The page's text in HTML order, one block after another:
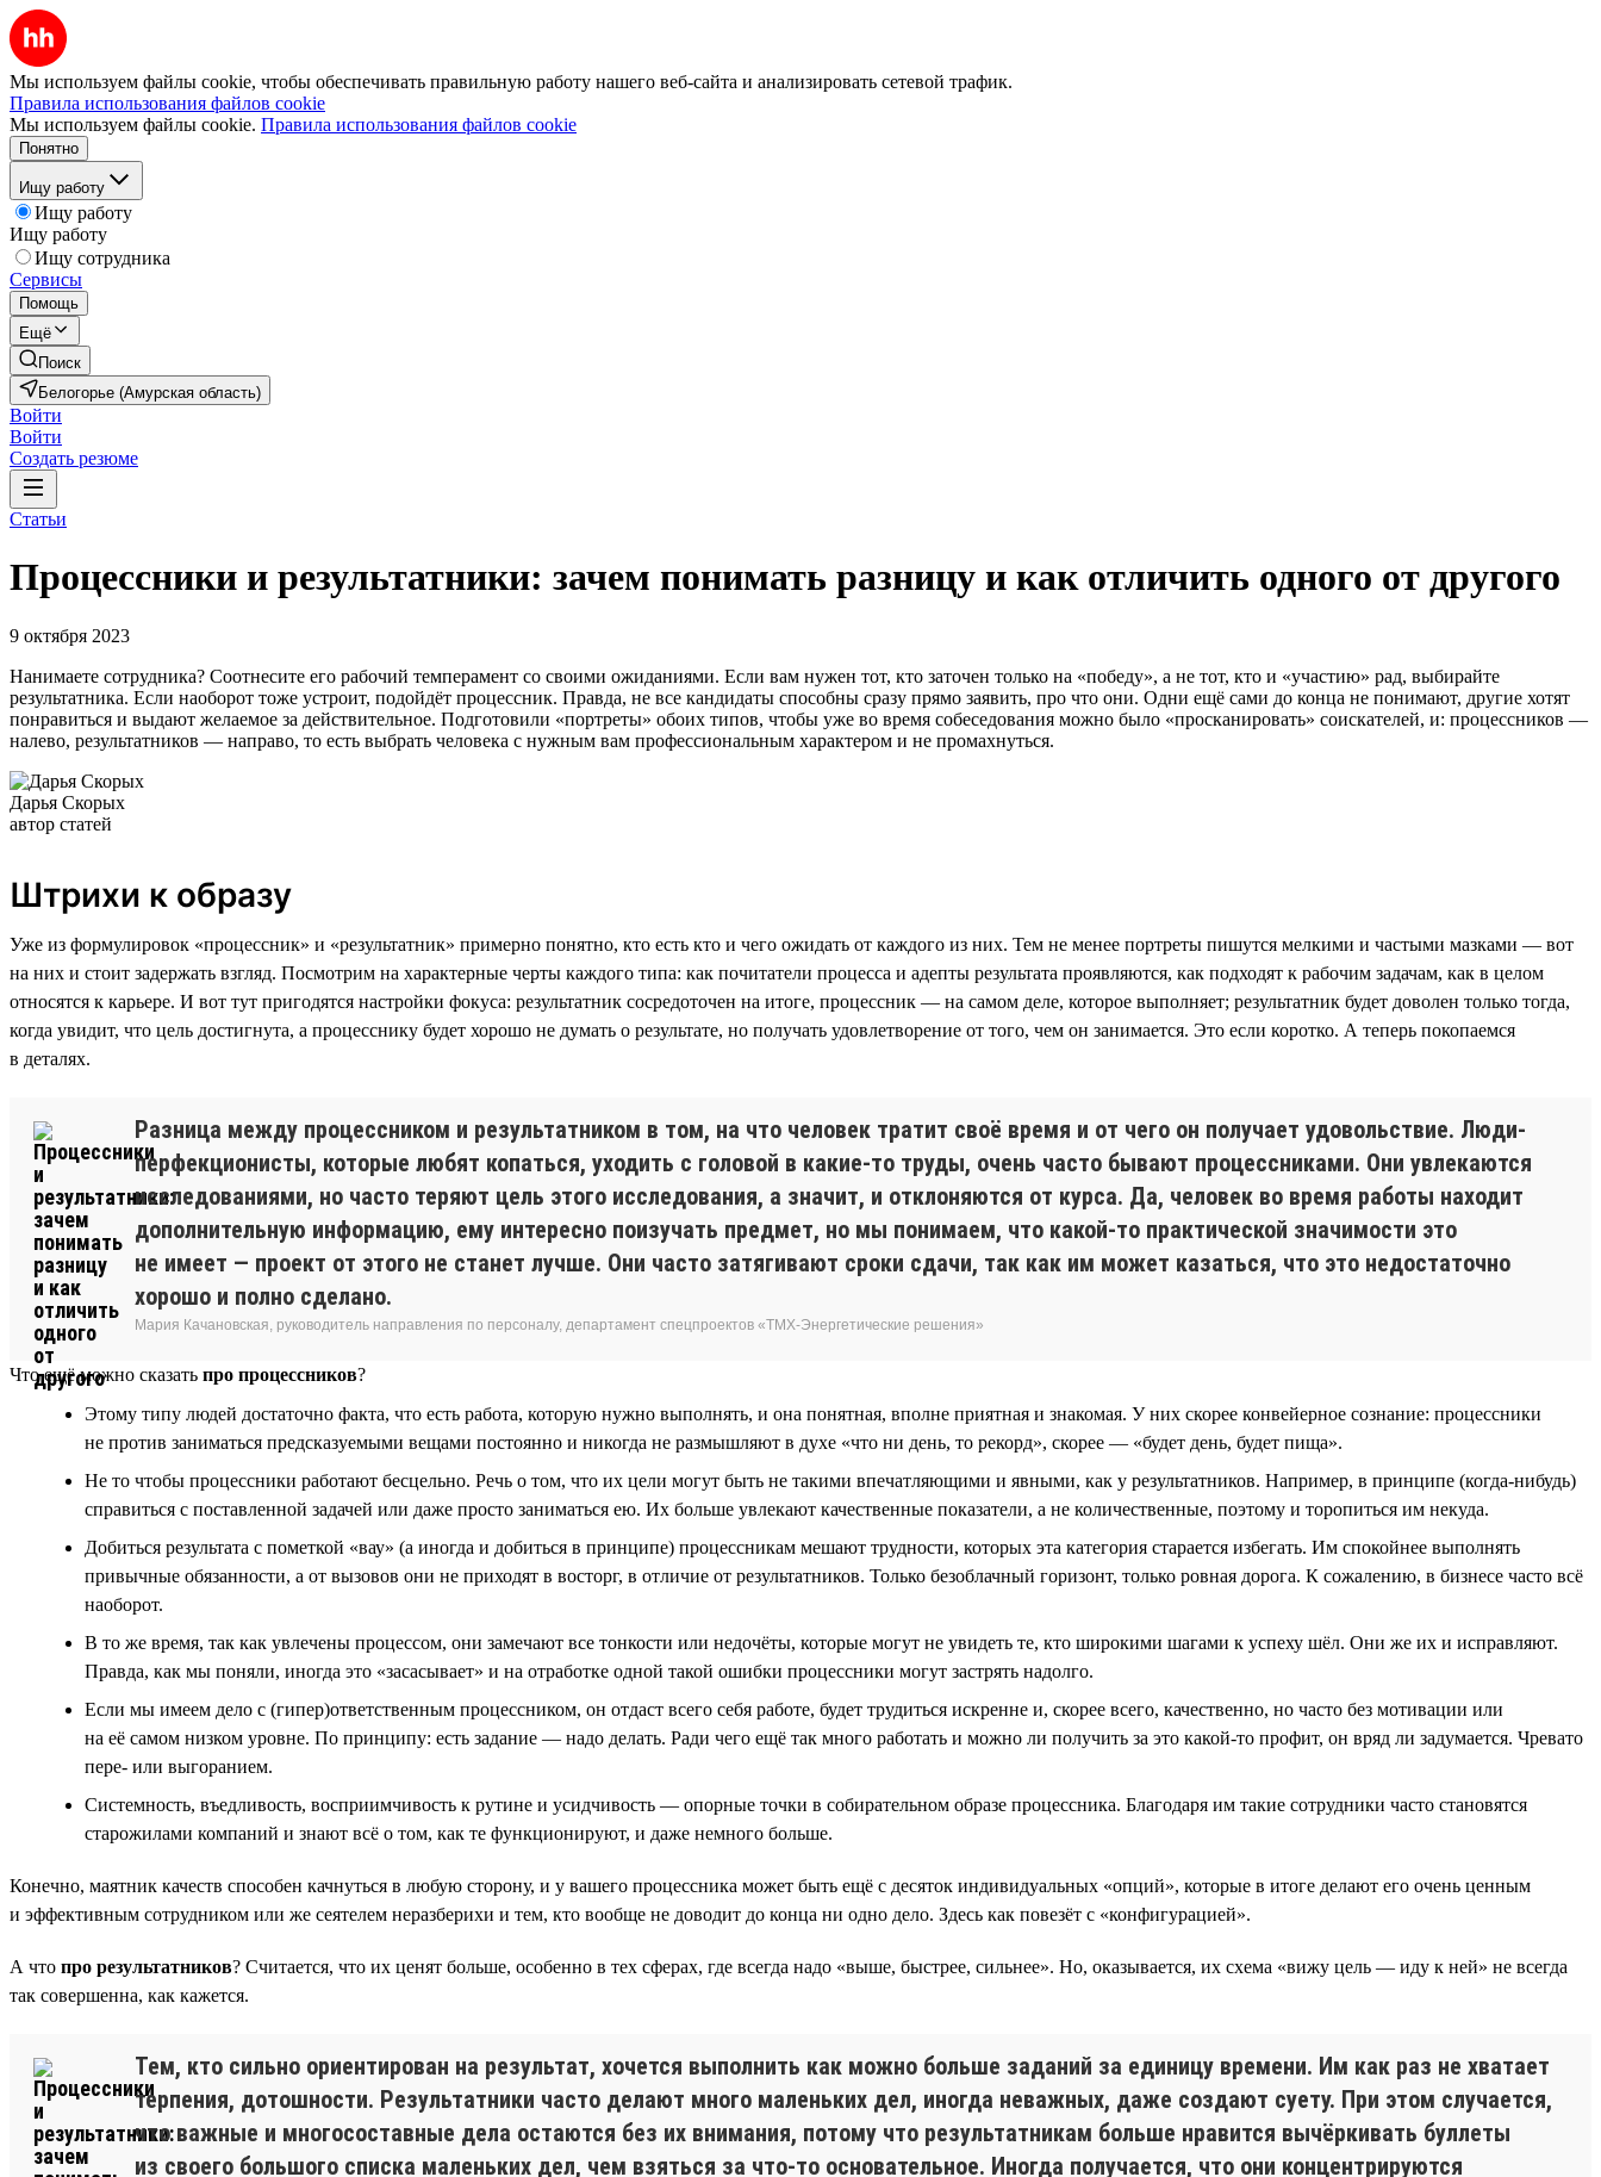
Мы используем файлы cookie, чтобы обеспечивать правильную работу нашего веб-сайта и анализировать сетевой трафик.
Правила использования файлов cookie
Мы используем файлы cookie. Правила использования файлов cookie
Понятно
Ищу работу
Ищу работу
Ищу работу
Ищу сотрудника
Сервисы
Помощь
Ещё
Поиск
Белогорье (Амурская область)
Войти
Войти
Создать резюме
Статьи
Процессники и результатники: зачем понимать разницу и как отличить одного от другого
9 октября 2023
Нанимаете сотрудника? Соотнесите его рабочий темперамент со своими ожиданиями. Если вам нужен тот, кто заточен только на «победу», а не тот, кто и «участию» рад, выбирайте
результатника. Если наоборот тоже устроит, подойдёт процессник. Правда, не все кандидаты способны сразу прямо заявить, про что они. Одни ещё сами до конца не понимают, другие хотят
понравиться и выдают желаемое за действительное. Подготовили «портреты» обоих типов, чтобы уже во время собеседования можно было «просканировать» соискателей, и: процессников —
налево, результатников — направо, то есть выбрать человека с нужным вам профессиональным характером и не промахнуться.
Дарья Скорых
автор статей
Штрихи к образу
Уже из формулировок «процессник» и «результатник» примерно понятно, кто есть кто и чего ожидать от каждого из них. Тем не менее портреты пишутся мелкими и частыми мазками — вот
на них и стоит задержать взгляд. Посмотрим на характерные черты каждого типа: как почитатели процесса и адепты результата проявляются, как подходят к рабочим задачам, как в целом
относятся к карьере. И вот тут пригодятся настройки фокуса: результатник сосредоточен на итоге, процессник — на самом деле, которое выполняет; результатник будет доволен только тогда,
когда увидит, что цель достигнута, а процесснику будет хорошо не думать о результате, но получать удовлетворение от того, чем он занимается. Это если коротко. А теперь покопаемся
в деталях.
Разница между процессником и результатником в том, на что человек тратит своё время и от чего он получает удовольствие. Люди-
перфекционисты, которые любят копаться, уходить с головой в какие-то труды, очень часто бывают процессниками. Они увлекаются
исследованиями, но часто теряют цель этого исследования, а значит, и отклоняются от курса. Да, человек во время работы находит
дополнительную информацию, ему интересно поизучать предмет, но мы понимаем, что какой-то практической значимости это
не имеет — проект от этого не станет лучше. Они часто затягивают сроки сдачи, так как им может казаться, что это недостаточно
хорошо и полно сделано.
Мария Качановская, руководитель направления по персоналу, департамент спецпроектов «ТМХ-Энергетические решения»
Что ещё можно сказать про процессников?
Этому типу людей достаточно факта, что есть работа, которую нужно выполнять, и она понятная, вполне приятная и знакомая. У них скорее конвейерное сознание: процессники
не против заниматься предсказуемыми вещами постоянно и никогда не размышляют в духе «что ни день, то рекорд», скорее — «будет день, будет пища».
Не то чтобы процессники работают бесцельно. Речь о том, что их цели могут быть не такими впечатляющими и явными, как у результатников. Например, в принципе (когда-нибудь)
справиться с поставленной задачей или даже просто заниматься ею. Их больше увлекают качественные показатели, а не количественные, поэтому и торопиться им некуда.
Добиться результата с пометкой «вау» (а иногда и добиться в принципе) процессникам мешают трудности, которых эта категория старается избегать. Им спокойнее выполнять
привычные обязанности, а от вызовов они не приходят в восторг, в отличие от результатников. Только безоблачный горизонт, только ровная дорога. К сожалению, в бизнесе часто всё
наоборот.
В то же время, так как увлечены процессом, они замечают все тонкости или недочёты, которые могут не увидеть те, кто широкими шагами к успеху шёл. Они же их и исправляют.
Правда, как мы поняли, иногда это «засасывает» и на отработке одной такой ошибки процессники могут застрять надолго.
Если мы имеем дело с (гипер)ответственным процессником, он отдаст всего себя работе, будет трудиться искренне и, скорее всего, качественно, но часто без мотивации или
на её самом низком уровне. По принципу: есть задание — надо делать. Ради чего ещё так много работать и можно ли получить за это какой-то профит, он вряд ли задумается. Чревато
пере- или выгоранием.
Системность, въедливость, восприимчивость к рутине и усидчивость — опорные точки в собирательном образе процессника. Благодаря им такие сотрудники часто становятся
старожилами компаний и знают всё о том, как те функционируют, и даже немного больше.
Конечно, маятник качеств способен качнуться в любую сторону, и у вашего процессника может быть ещё с десяток индивидуальных «опций», которые в итоге делают его очень ценным
и эффективным сотрудником или же сеятелем неразберихи и тем, кто вообще не доводит до конца ни одно дело. Здесь как повезёт с «конфигурацией».
А что про результатников? Считается, что их ценят больше, особенно в тех сферах, где всегда надо «выше, быстрее, сильнее». Но, оказывается, их схема «вижу цель — иду к ней» не всегда
так совершенна, как кажется.
Тем, кто сильно ориентирован на результат, хочется выполнить как можно больше заданий за единицу времени. Им как раз не хватает
терпения, дотошности. Результатники часто делают много маленьких дел, иногда неважных, даже создают суету. При этом случается,
что важные и многосоставные дела остаются без их внимания, потому что результатникам больше нравится вычёркивать буллеты
из своего большого списка маленьких дел, чем взяться за что-то основательное. Иногда получается, что они концентрируются